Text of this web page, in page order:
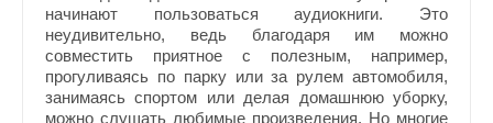
начинают пользоваться аудиокниги. Это
неудивительно, ведь благодаря им можно
совместить приятное с полезным, например,
прогуливаясь по парку или за рулем автомобиля,
занимаясь спортом или делая домашнюю уборку,
можно слушать любимые произведения. Но многие